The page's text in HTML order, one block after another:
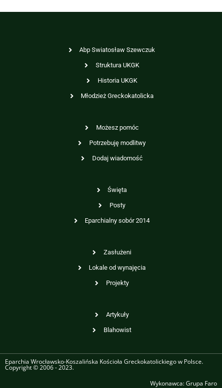
Abp Swiatosław Szewczuk
Struktura UKGK
Historia UKGK
Młodzież Greckokatolicka
Możesz pomóc
Potrzebuję modlitwy
Dodaj wiadomość
Święta
Posty
Eparchialny sobór 2014
Zasłużeni
Lokale od wynajęcia
Projekty
Artykuły
Blahowist
Eparchia Wrocławsko-Koszalińska Kościoła Greckokatolickiego w Polsce.
Copyright © 2006 - 2023.
Wykonawca:Grupa Faro